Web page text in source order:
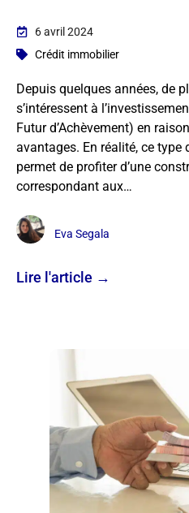
6 avril 2024
Crédit immobilier
Depuis quelques années, de
s’intéressent à
Futur d’Achèvement) en
avantages. En réalité, ce type
permet de profiter d’une
correspondant aux…
Eva Segala
Lire l'article →